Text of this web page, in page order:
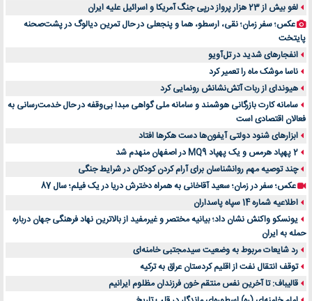
لغو بیش از 23 هزار پرواز درپی جنگ آمریکا و اسرائیل علیه ایران
عکس؛ سفر زمان؛ نقی، ارسطو، هما و پنجعلی در حال تمرین دیالوگ در پشت‌صحنه
پایتخت
انفجارهای شدید در تل‌آویو
ناسا موشک ماه را تعمیر کرد
هیوندای از ربات آتش‌نشانش رونمایی کرد
سامانه کارت بازرگانی هوشمند و سامانه ملی گواهی مبدا بی‌وقفه در حال خدمت‌رسانی به
فعالان اقتصادی است
ابزارهای شنود دولتی آیفون‌ها دست هکرها افتاد
2 پهپاد هرمس و یک پهپاد MQ9 در اصفهان منهدم شد
چند توصیه مهم روانشناسان برای آرام کردن کودکان در شرایط جنگی
عکس؛ سفر در زمان؛ سعید آقاخانی به همراه دخترش دریا در یک فیلم؛ سال 87
اطلاعیه شماره 14 سپاه پاسداران
یونسکو واکنش نشان داد؛ بیانیه مختصر و غیرمفید از بالاترین نهاد فرهنگی جهان درباره
حمله به ایران
رد شایعات مربوط به وضعیت سیدمجتبی خامنه‌ای
توقف انتقال نفت از اقلیم کردستان عراق به ترکیه
قالیباف: تا آخرین نفس منتقم خون فرزندان مظلوم ایرانیم